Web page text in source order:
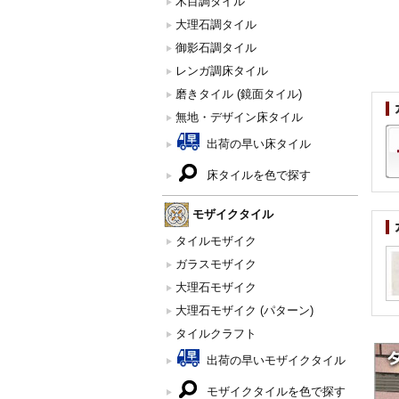
大理石調タイル
御影石調タイル
レンガ調床タイル
磨きタイル (鏡面タイル)
無地・デザイン床タイル
出荷の早い床タイル
床タイルを色で探す
モザイクタイル
タイルモザイク
ガラスモザイク
大理石モザイク
大理石モザイク (パターン)
タイルクラフト
出荷の早いモザイクタイル
モザイクタイルを色で探す